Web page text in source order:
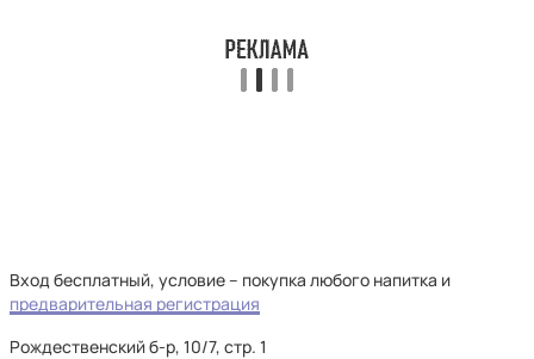
Вход бесплатный, условие – покупка любого напитка и
предварительная регистрация
Рождественский б-р, 10/7, стр. 1